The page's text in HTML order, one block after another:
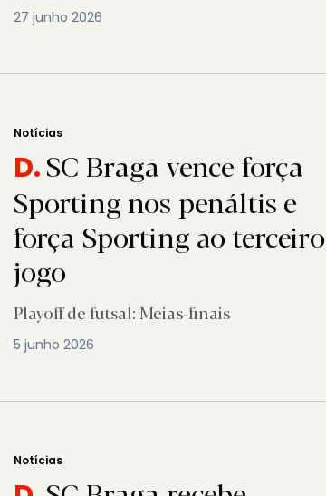
27 junho 2026
Notícias
D.SC Braga vence força
Sporting nos penáltis e
força Sporting ao terceiro
jogo
Playoff de futsal: Meias-finais
5 junho 2026
Notícias